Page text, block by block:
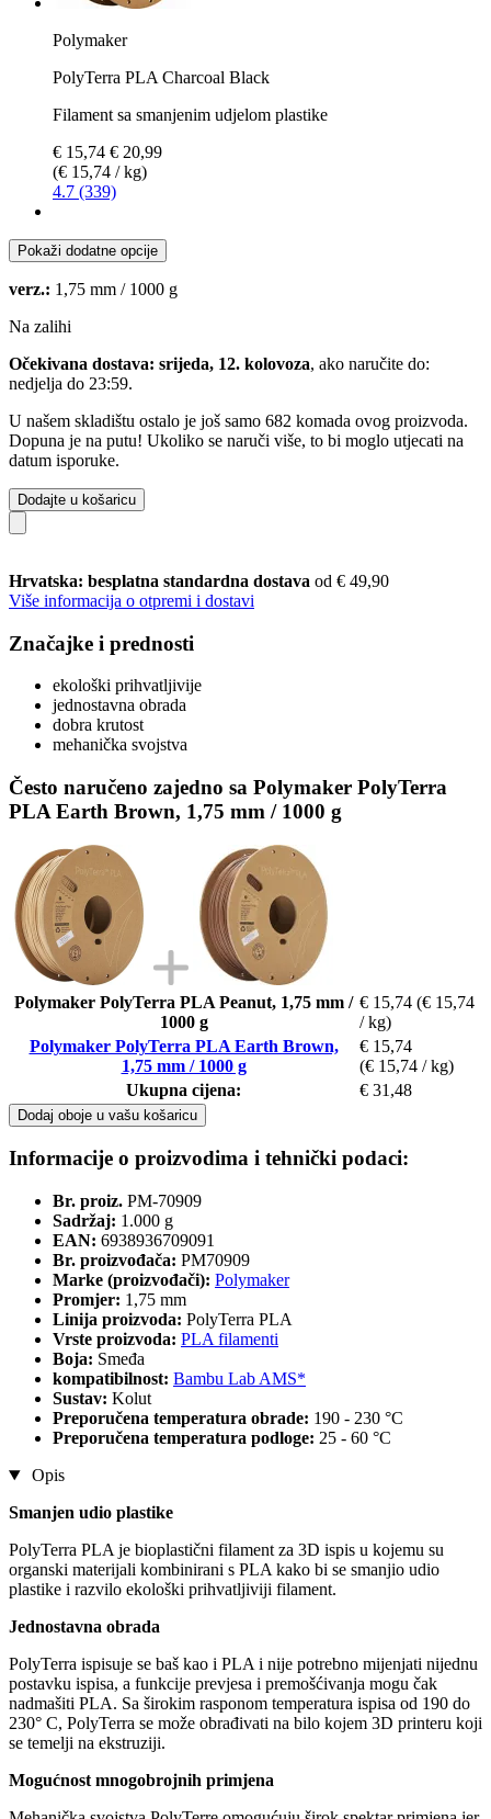
Polymaker
PolyTerra PLA Charcoal Black
Filament sa smanjenim udjelom plastike
€ 15,74 € 20,99
(€ 15,74 / kg)
4.7 (339)
Pokaži dodatne opcije
verz.: 1,75 mm / 1000 g
Na zalihi
Očekivana dostava: srijeda, 12. kolovoza, ako naručite do:
nedjelja do 23:59.
U našem skladištu ostalo je još samo 682 komada ovog proizvoda.
Dopuna je na putu! Ukoliko se naruči više, to bi moglo utjecati na
datum isporuke.
Dodajte u košaricu
Hrvatska: besplatna standardna dostava od € 49,90
Više informacija o otpremi i dostavi
Značajke i prednosti
ekološki prihvatljivije
jednostavna obrada
dobra krutost
mehanička svojstva
Često naručeno zajedno sa Polymaker PolyTerra
PLA Earth Brown, 1,75 mm / 1000 g
Polymaker PolyTerra PLA Peanut, 1,75 mm /
1000 g
€ 15,74 (€ 15,74
/ kg)
Polymaker PolyTerra PLA Earth Brown,
1,75 mm / 1000 g
€ 15,74
(€ 15,74 / kg)
Ukupna cijena:
€ 31,48
Dodaj oboje u vašu košaricu
Informacije o proizvodima i tehnički podaci:
Br. proiz. PM-70909
Sadržaj: 1.000 g
EAN: 6938936709091
Br. proizvođača: PM70909
Marke (proizvođači): Polymaker
Promjer: 1,75 mm
Linija proizvoda: PolyTerra PLA
Vrste proizvoda: PLA filamenti
Boja: Smeđa
kompatibilnost: Bambu Lab AMS*
Sustav: Kolut
Preporučena temperatura obrade: 190 - 230 °C
Preporučena temperatura podloge: 25 - 60 °C
Opis
Smanjen udio plastike
PolyTerra PLA je bioplastični filament za 3D ispis u kojemu su
organski materijali kombinirani s PLA kako bi se smanjio udio
plastike i razvilo ekološki prihvatljiviji filament.
Jednostavna obrada
PolyTerra ispisuje se baš kao i PLA i nije potrebno mijenjati nijednu
postavku ispisa, a funkcije prevjesa i premošćivanja mogu čak
nadmašiti PLA. Sa širokim rasponom temperatura ispisa od 190 do
230° C, PolyTerra se može obrađivati na bilo kojem 3D printeru koji
se temelji na ekstruziji.
Mogućnost mnogobrojnih primjena